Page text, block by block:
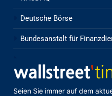
Deutsche Börse
Bundesanstalt für
Seien Sie immer auf dem